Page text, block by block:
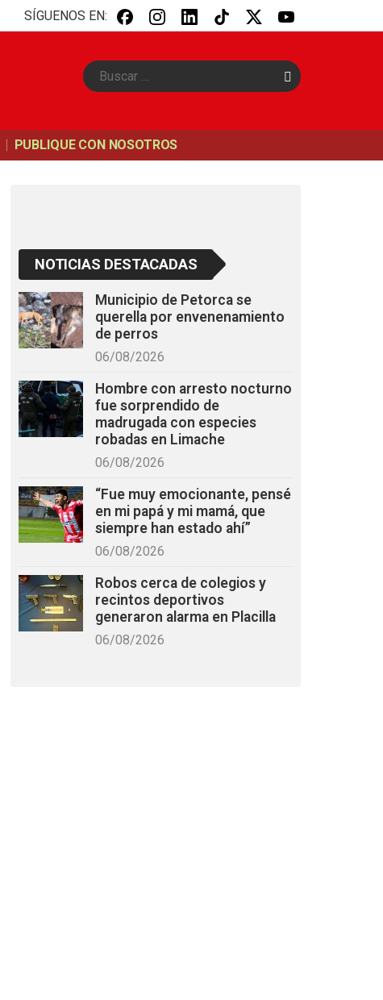
SÍGUENOS EN:
B
u
PUBLIQUE CON NOSOTROS
NOTICIAS DESTACADAS
Municipio de Petorca se
querella por envenenamiento
de perros
06/08/2026
Hombre con arresto nocturno
fue sorprendido de
madrugada con especies
robadas en Limache
06/08/2026
“Fue muy emocionante, pensé
en mi papá y mi mamá, que
siempre han estado ahí”
06/08/2026
Robos cerca de colegios y
recintos deportivos
generaron alarma en Placilla
06/08/2026